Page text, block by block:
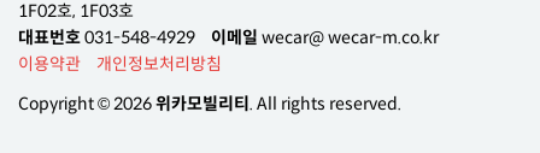
1F02호, 1F03호
대표번호031-548-4929 이메일 wecar@ wecar-m.co.kr
이용약관
개인정보처리방침
Copyright © 2026위카모빌리티. All rights reserved.